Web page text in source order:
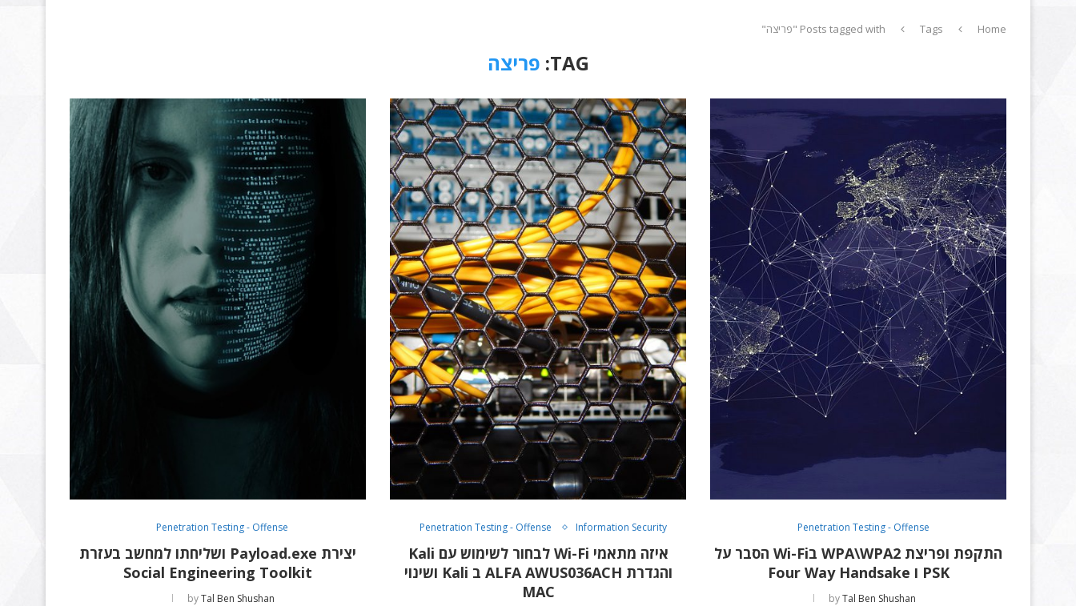
Home
Tags Posts tagged with "פריצה"
TAG: פריצה
Penetration Testing - Offense
התקפת ופריצת WPA\WPA2 בWi-Fi הסבר על
PSK ו Four Way Handsake
byTal Ben Shushan
Information Security
Penetration Testing - Offense
איזה מתאמי Wi-Fi לבחור לשימוש עם Kali
והגדרת ALFA AWUS036ACH ב Kali ושינוי
MAC
Penetration Testing - Offense
יצירת Payload.exe ושליחתו למחשב בעזרת
Social Engineering Toolkit
byTal Ben Shushan